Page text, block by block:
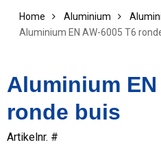
Home Aluminium
Aluminium EN AW-6005 T6
Aluminium EN
ronde buis
Artikelnr. #